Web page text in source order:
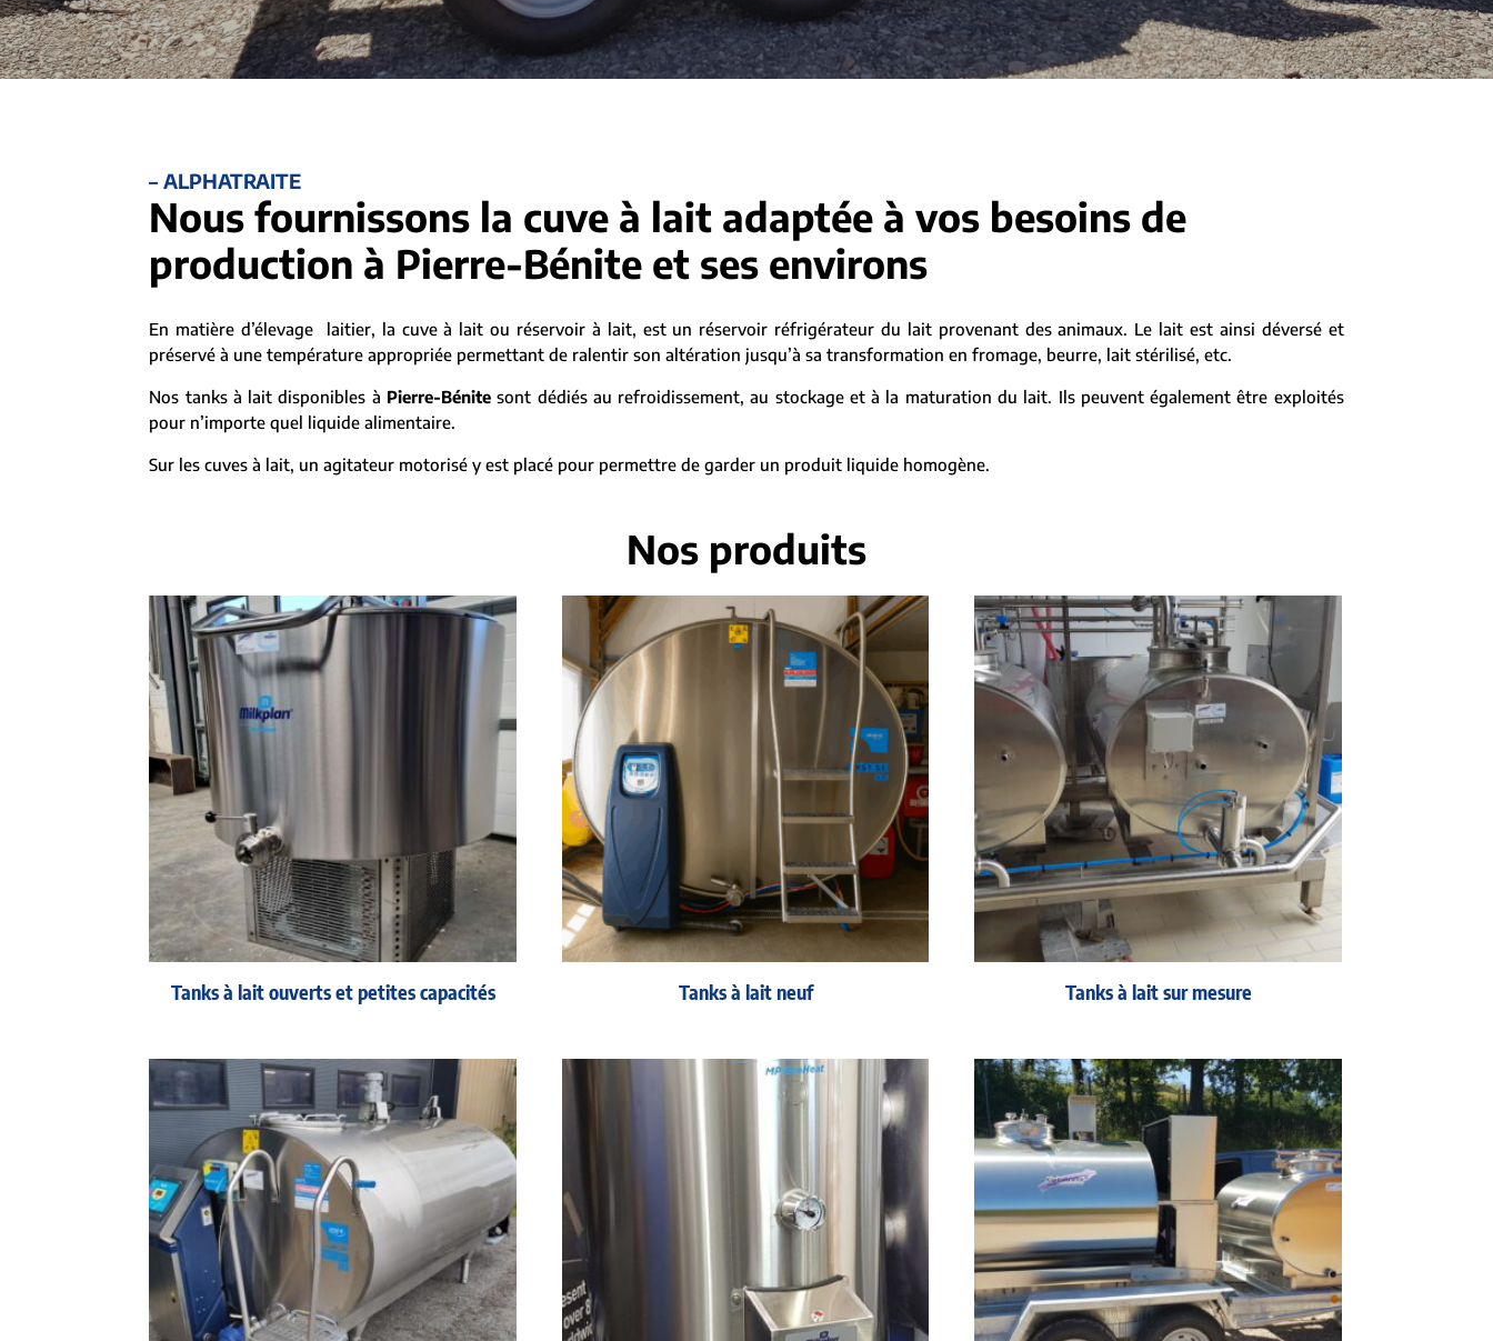
– ALPHATRAITE
Nous fournissons la cuve à lait adaptée à vos besoins de
production à Pierre-Bénite et ses environs
En matière d’élevage laitier, la cuve à lait ou réservoir à lait, est un réservoir réfrigérateur du lait provenant des animaux. Le lait est ainsi déversé et
préservé à une température appropriée permettant de ralentir son altération jusqu’à sa transformation en fromage, beurre, lait stérilisé, etc.
Nos tanks à lait disponibles à Pierre-Bénite sont dédiés au refroidissement, au stockage et à la maturation du lait. Ils peuvent également être exploités
pour n’importe quel liquide alimentaire.
Sur les cuves à lait, un agitateur motorisé y est placé pour permettre de garder un produit liquide homogène.
Nos produits
Tanks à lait ouverts et petites capacités Tanks à lait neuf Tanks à lait sur mesure